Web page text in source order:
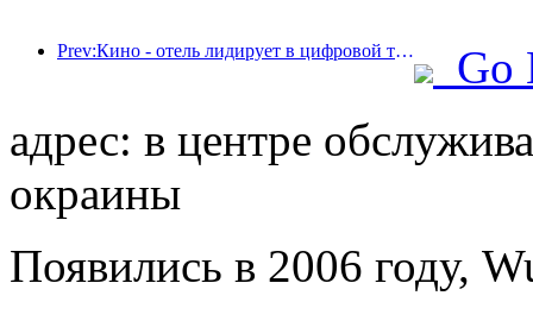
Prev:Кино - отель лидирует в цифровой трансформации отеля
Go
адрес: в центре
окраины
Появились в 2006 году,